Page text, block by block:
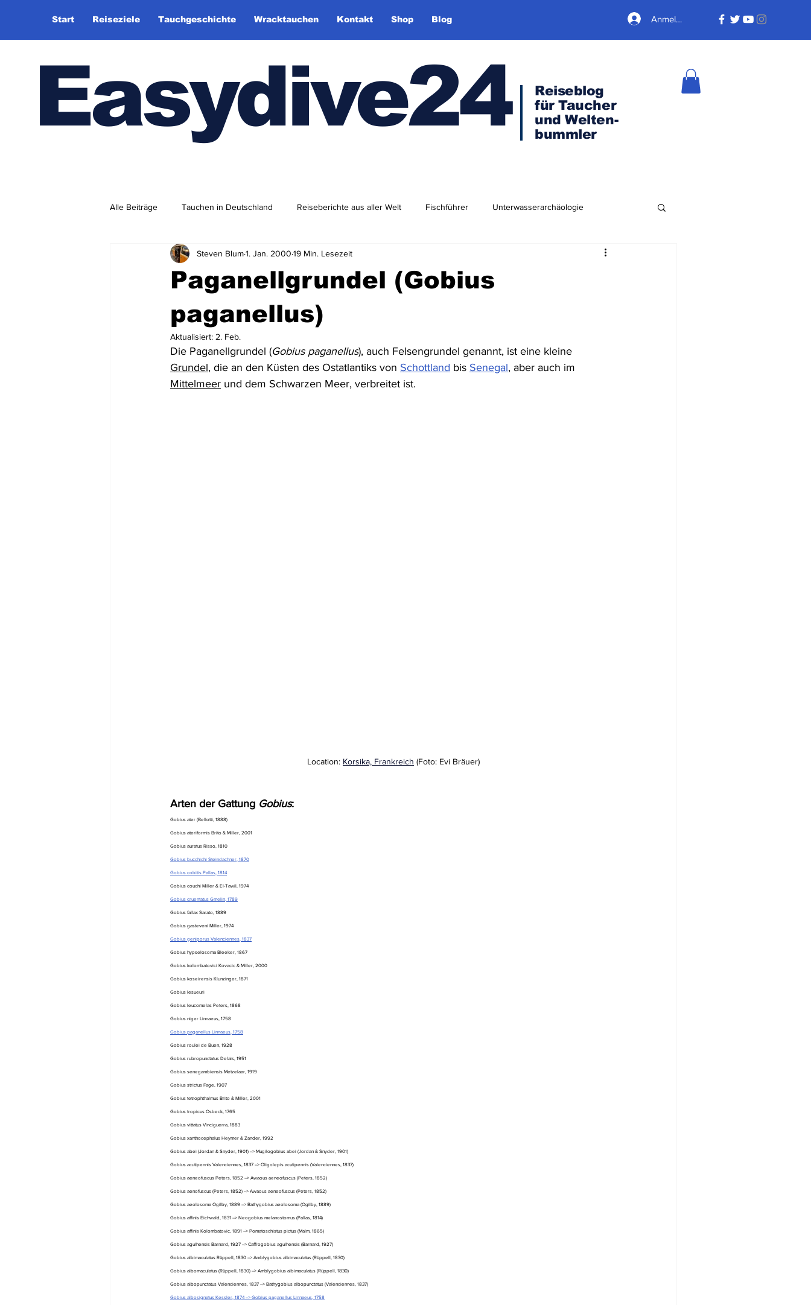
Start Reiseziele Tauchgeschichte Wracktauchen Kontakt Shop Blog Anmelden
Easydive24
Reiseblog
für Taucher
und Welten-
bummler
Alle Beiträge Tauchen in Deutschland Reiseberichte aus aller Welt Fischführer Unterwasserarchäologie
Tauchhistorie TauchsportklubAdlershof Arktis & Antarktis
Australien & Neuseeland
Dominikanische Republik Schatztauchen Mexiko Kolumbien Puerto Rico US Virgin Islands
Paganellgrundel (Gobius
paganellus)
Steven Blum1. Jan. 2000 19 Min. Lesezeit
Aktualisiert: 2. Feb.
Die Paganellgrundel (Gobius paganellus), auch Felsengrundel genannt, ist eine kleine
Grundel, die an den Küsten des Ostatlantiks von Schottland bis Senegal, aber auch im
Mittelmeer und dem Schwarzen Meer, verbreitet ist.
Location: Korsika, Frankreich (Foto: Evi Bräuer)
Arten der Gattung Gobius:
Gobius ater (Bellotti, 1888)
Gobius ateriformis Brito & Miller, 2001
Gobius auratus Risso, 1810
Gobius bucchichi Steindachner, 1870
Gobius cobitis Pallas, 1814
Gobius couchi Miller & El-Tawil, 1974
Gobius cruentatus Gmelin, 1789
Gobius fallax Sarato, 1889
Gobius gasteveni Miller, 1974
Gobius geniporus Valenciennes, 1837
Gobius hypselosoma Bleeker, 1867
Gobius kolombatovici Kovacic & Miller, 2000
Gobius koseirensis Klunzinger, 1871
Gobius lesueuri
Gobius leucomelas Peters, 1868
Gobius niger Linnaeus, 1758
Gobius paganellus Linnaeus, 1758
Gobius roulei de Buen, 1928
Gobius rubropunctatus Delais, 1951
Gobius senegambiensis Metzelaar, 1919
Gobius strictus Fage, 1907
Gobius tetrophthalmus Brito & Miller, 2001
Gobius tropicus Osbeck, 1765
Gobius vittatus Vinciguerra, 1883
Gobius xanthocephalus Heymer & Zander, 1992
Gobius abei (Jordan & Snyder, 1901) --> Mugilogobius abei (Jordan & Snyder, 1901)
Gobius acutipennis Valenciennes, 1837 --> Oligolepis acutipennis (Valenciennes, 1837)
Gobius aeneofuscus Peters, 1852 --> Awaous aeneofuscus (Peters, 1852)
Gobius aenofuscus (Peters, 1852) --> Awaous aeneofuscus (Peters, 1852)
Gobius aeolosoma Ogilby, 1889 --> Bathygobius aeolosoma (Ogilby, 1889)
Gobius affinis Eichwald, 1831 --> Neogobius melanostomus (Pallas, 1814)
Gobius affinis Kolombatovic, 1891 --> Pomatoschistus pictus (Malm, 1865)
Gobius agulhensis Barnard, 1927 --> Caffrogobius agulhensis (Barnard, 1927)
Gobius albimaculatus Rüppell, 1830 --> Amblygobius albimaculatus (Rüppell, 1830)
Gobius albomaculatus (Rüppell, 1830) --> Amblygobius albimaculatus (Rüppell, 1830)
Gobius albopunctatus Valenciennes, 1837 --> Bathygobius albopunctatus (Valenciennes, 1837)
Gobius albosignatus Kessler, 1874 --> Gobius paganellus Linnaeus, 1758